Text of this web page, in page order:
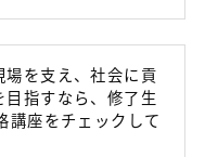
場を支え、社会に貢
指すなら、修了生
講座をチェックして